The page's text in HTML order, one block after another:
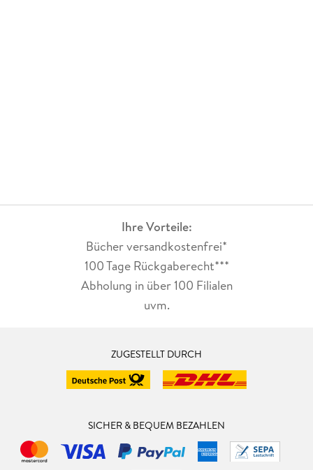
Ihre Vorteile:
Bücher versandkostenfrei*
100 Tage Rückgaberecht***
Abholung in über 100 Filialen
uvm.
ZUGESTELLT DURCH
SICHER & BEQUEM BEZAHLEN